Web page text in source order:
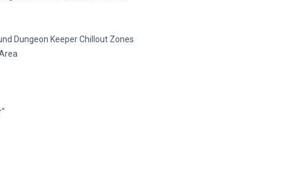
Dungeon Keeper Chillout Zones